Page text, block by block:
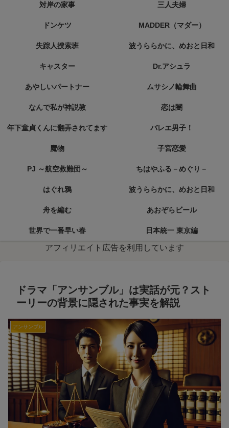
対岸の家事 三人夫婦
ドンケツ MADDER（マダー）
失踪人捜索班 波うららかに、めおと日和
キャスター Dr.アシュラ
あやしいパートナー ムサシノ輪舞曲
なんで私が神説教 恋は闇
年下童貞くんに翻弄されてます バレエ男子！
魔物 子宮恋愛
PJ ～航空救難団～ ちはやふる－めぐり－
はぐれ鴉 波うららかに、めおと日和
舟を編む あおぞらビール
世界で一番早い春 日本統一 東京編
アフィリエイト広告を利用しています
ドラマ「アンサンブル」は実話が元？スト
ーリーの背景に隠された事実を解説
アンサンブル